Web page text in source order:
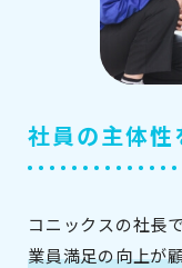
社員の主体
コニックスの社長
業員満足の向上が